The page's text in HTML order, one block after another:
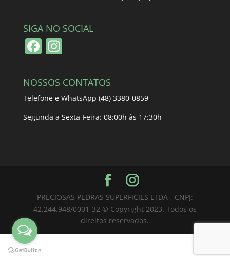
SIGA NO SOCIAL
F
c
e
b
In
a
gr
a
NOSSOS CONTATOS
Telefone e WhatsApp (48) 3380-0859
Segunda a Sexta-Feira: 08:00h às 17:30h
PRECIOSAS PEDRAS SUPERFICIES LTDA - CNPJ:
42.244.948/0001-32 © Copyright 2023. Todos os
direitos reservados.